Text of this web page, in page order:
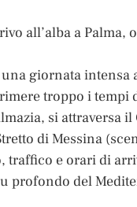
all’alba a Palma,
giornata intensa
troppo i tempi
si attraversa il
di Messina
traffico e orari di
profondo del